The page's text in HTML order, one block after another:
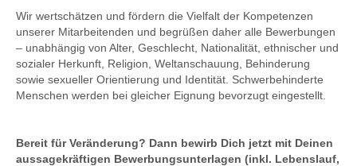
Wir wertschätzen und fördern die Vielfalt der Kompetenzen
unserer Mitarbeitenden und begrüßen daher alle Bewerbungen
– unabhängig von Alter, Geschlecht, Nationalität, ethnischer und
sozialer Herkunft, Religion, Weltanschauung, Behinderung
sowie sexueller Orientierung und Identität. Schwerbehinderte
Menschen werden bei gleicher Eignung bevorzugt eingestellt.
Bereit für Veränderung? Dann bewirb Dich jetzt mit Deinen
aussagekräftigen Bewerbungsunterlagen (inkl. Lebenslauf,